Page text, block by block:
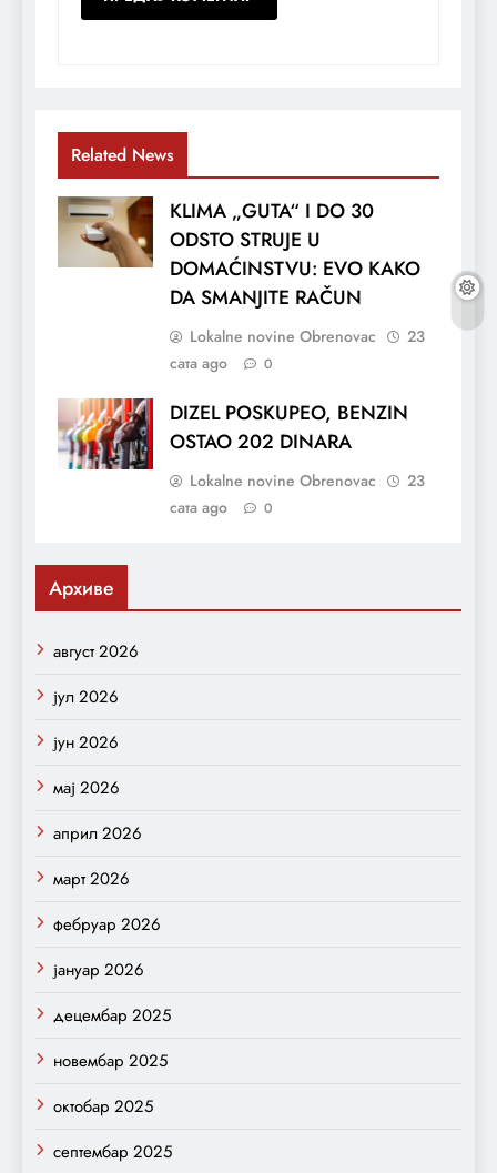
Related News
KLIMA „GUTA“ I DO 30
ODSTO STRUJE U
DOMAĆINSTVU: EVO KAKO
DA SMANJITE RAČUN
Lokalne novine Obrenovac
23
сата ago
0
DIZEL POSKUPEO, BENZIN
OSTAO 202 DINARA
Lokalne novine Obrenovac
23
сата ago
0
Архиве
август 2026
јул 2026
јун 2026
мај 2026
април 2026
март 2026
фебруар 2026
јануар 2026
децембар 2025
новембар 2025
октобар 2025
септембар 2025